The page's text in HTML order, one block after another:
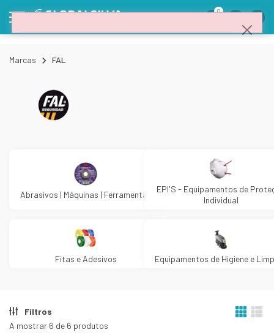
0
Marcas FAL
Abrasivos | Máquinas | Ferramentas
EPI'S - Equipamentos de
Individual
Fitas e Adesivos Equipamentos de Higiene e
Filtros
A mostrar 6 de 6 produtos